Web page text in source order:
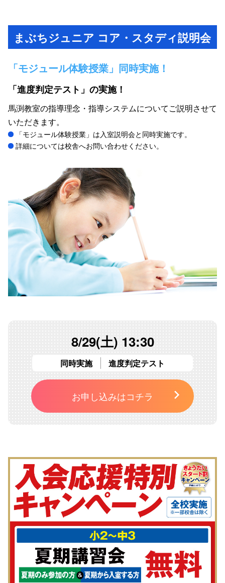
まぶちジュニア コア・スタディ説明会
「モジュール体験授業」同時実施！
「進度判定テスト」の実施！
馬渕教室の指導理念・指導システムについてご説明させて
いただきます。
「モジュール体験授業」は入室説明会と同時実施です。
詳細については校舎へお問い合わせください。
8/29(土) 13:30
同時実施 進度判定テスト
お申し込みはコチラ